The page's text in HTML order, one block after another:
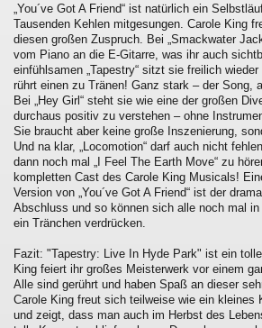
„You´ve Got A Friend“ ist natürlich ein
Tausenden Kehlen mitgesungen. Carole King
diesen großen Zuspruch. Bei „Smackwater
vom Piano an die E-Gitarre, was ihr auch
einfühlsamen „Tapestry“ sitzt sie freilich
rührt einen zu Tränen! Ganz stark – der Song,
Bei „Hey Girl“ steht sie wie eine der großen
durchaus positiv zu verstehen – ohne
Sie braucht aber keine große Inszenierung,
Und na klar, „Locomotion“ darf auch nicht
dann noch mal „I Feel The Earth Move“ zu
kompletten Cast des Carole King Musicals!
Version von „You´ve Got A Friend“ ist der
Abschluss und so können sich alle noch mal in
ein Tränchen verdrücken.
Fazit: "Tapestry: Live In Hyde Park" ist ein
King feiert ihr großes Meisterwerk vor einem
Alle sind gerührt und haben Spaß an dieser
Carole King freut sich teilweise wie ein kleines
und zeigt, dass man auch im Herbst des